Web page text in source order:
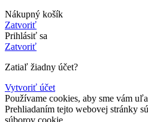
Nákupný košík
Zatvoriť
Prihlásiť sa
Zatvoriť
Zatiaľ žiadny účet?
Vytvoriť účet
Používame cookies, aby sme vám
Prehliadaním tejto webovej stránky